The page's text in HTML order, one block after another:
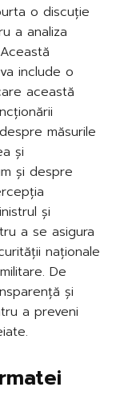
o discuție
a analiza
include o
această
măsurile
și
și despre
și
a se asigura
naționale
De
și
a preveni